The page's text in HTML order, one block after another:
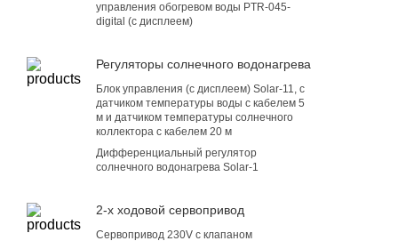
управления обогревом воды PTR-045-
digital (с дисплеем)
Регуляторы солнечного водонагрева
Блок управления (с дисплеем) Solar-11, с
датчиком температуры воды с кабелем 5
м и датчиком температуры солнечного
коллектора с кабелем 20 м
Дифференциальный регулятор
солнечного водонагрева Solar-1
2-х ходовой сервопривод
Сервопривод 230V с клапаном